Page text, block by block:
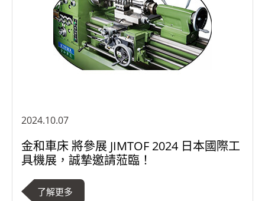
2024.10.07
金和車床 將參展 JIMTOF 2024 日本國際工
具機展，誠摯邀請蒞臨！
了解更多